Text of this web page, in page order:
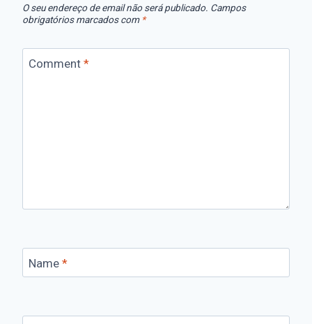
O seu endereço de email não será publicado. Campos
obrigatórios marcados com *
Comment *
Name *